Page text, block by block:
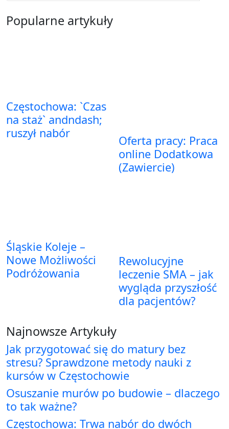
Popularne artykuły
Częstochowa: `Czas
na staż` andndash;
ruszył nabór
Oferta pracy: Praca
online Dodatkowa
(Zawiercie)
Śląskie Koleje –
Nowe Możliwości
Podróżowania
Rewolucyjne
leczenie SMA – jak
wygląda przyszłość
dla pacjentów?
Najnowsze Artykuły
Jak przygotować się do matury bez
stresu? Sprawdzone metody nauki z
kursów w Częstochowie
Osuszanie murów po budowie – dlaczego
to tak ważne?
Częstochowa: Trwa nabór do dwóch